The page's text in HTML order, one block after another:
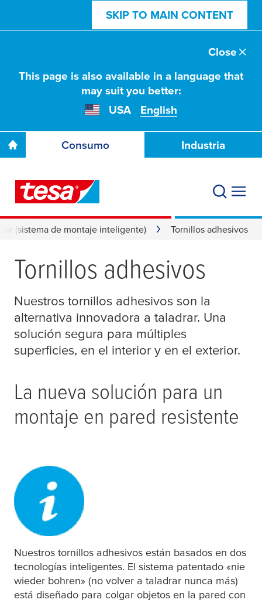
SKIP TO MAIN CONTENT
This page is also available in a language that
may suit you better:
USA
English
Close
Consumo Industria
(sistema de montaje inteligente) Tornillos adhesivos
Tornillos adhesivos
Nuestros tornillos adhesivos son la
alternativa innovadora a taladrar. Una
solución segura para múltiples
superficies, en el interior y en el exterior.
La nueva solución para un
montaje en pared resistente
Nuestros tornillos adhesivos están basados en dos
tecnologías inteligentes. El sistema patentado «nie
wieder bohren» (no volver a taladrar nunca más)
está diseñado para colgar objetos en la pared con